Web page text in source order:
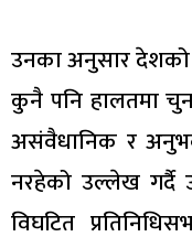
उनका अनुसार देशको
कुनै पनि हालतमा
असंवैधानिक र
नरहेको उल्लेख
विघटित